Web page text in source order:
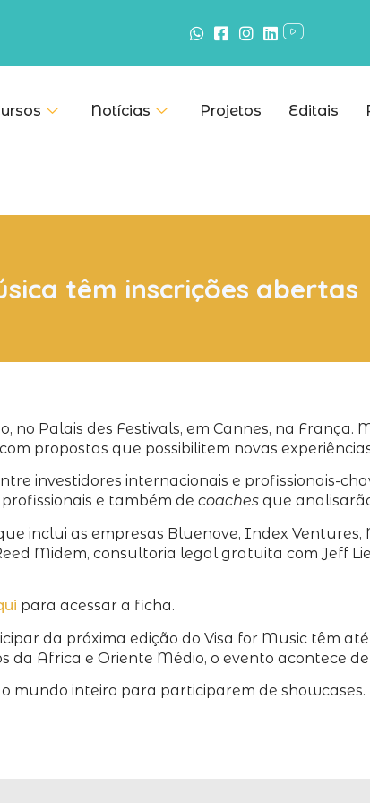
Notícias Projetos Editais
têm inscrições abertas
no Palais des Festivals, em Cannes, na
propostas que possibilitem novas
investidores internacionais e profissionais-
e também de coaches que
inclui as empresas Bluenove, Index
Midem, consultoria legal gratuita com Jeff
para acessar a ficha.
da próxima edição do Visa for Music têm
Africa e Oriente Médio, o evento acontece de
mundo inteiro para participarem de showcases.